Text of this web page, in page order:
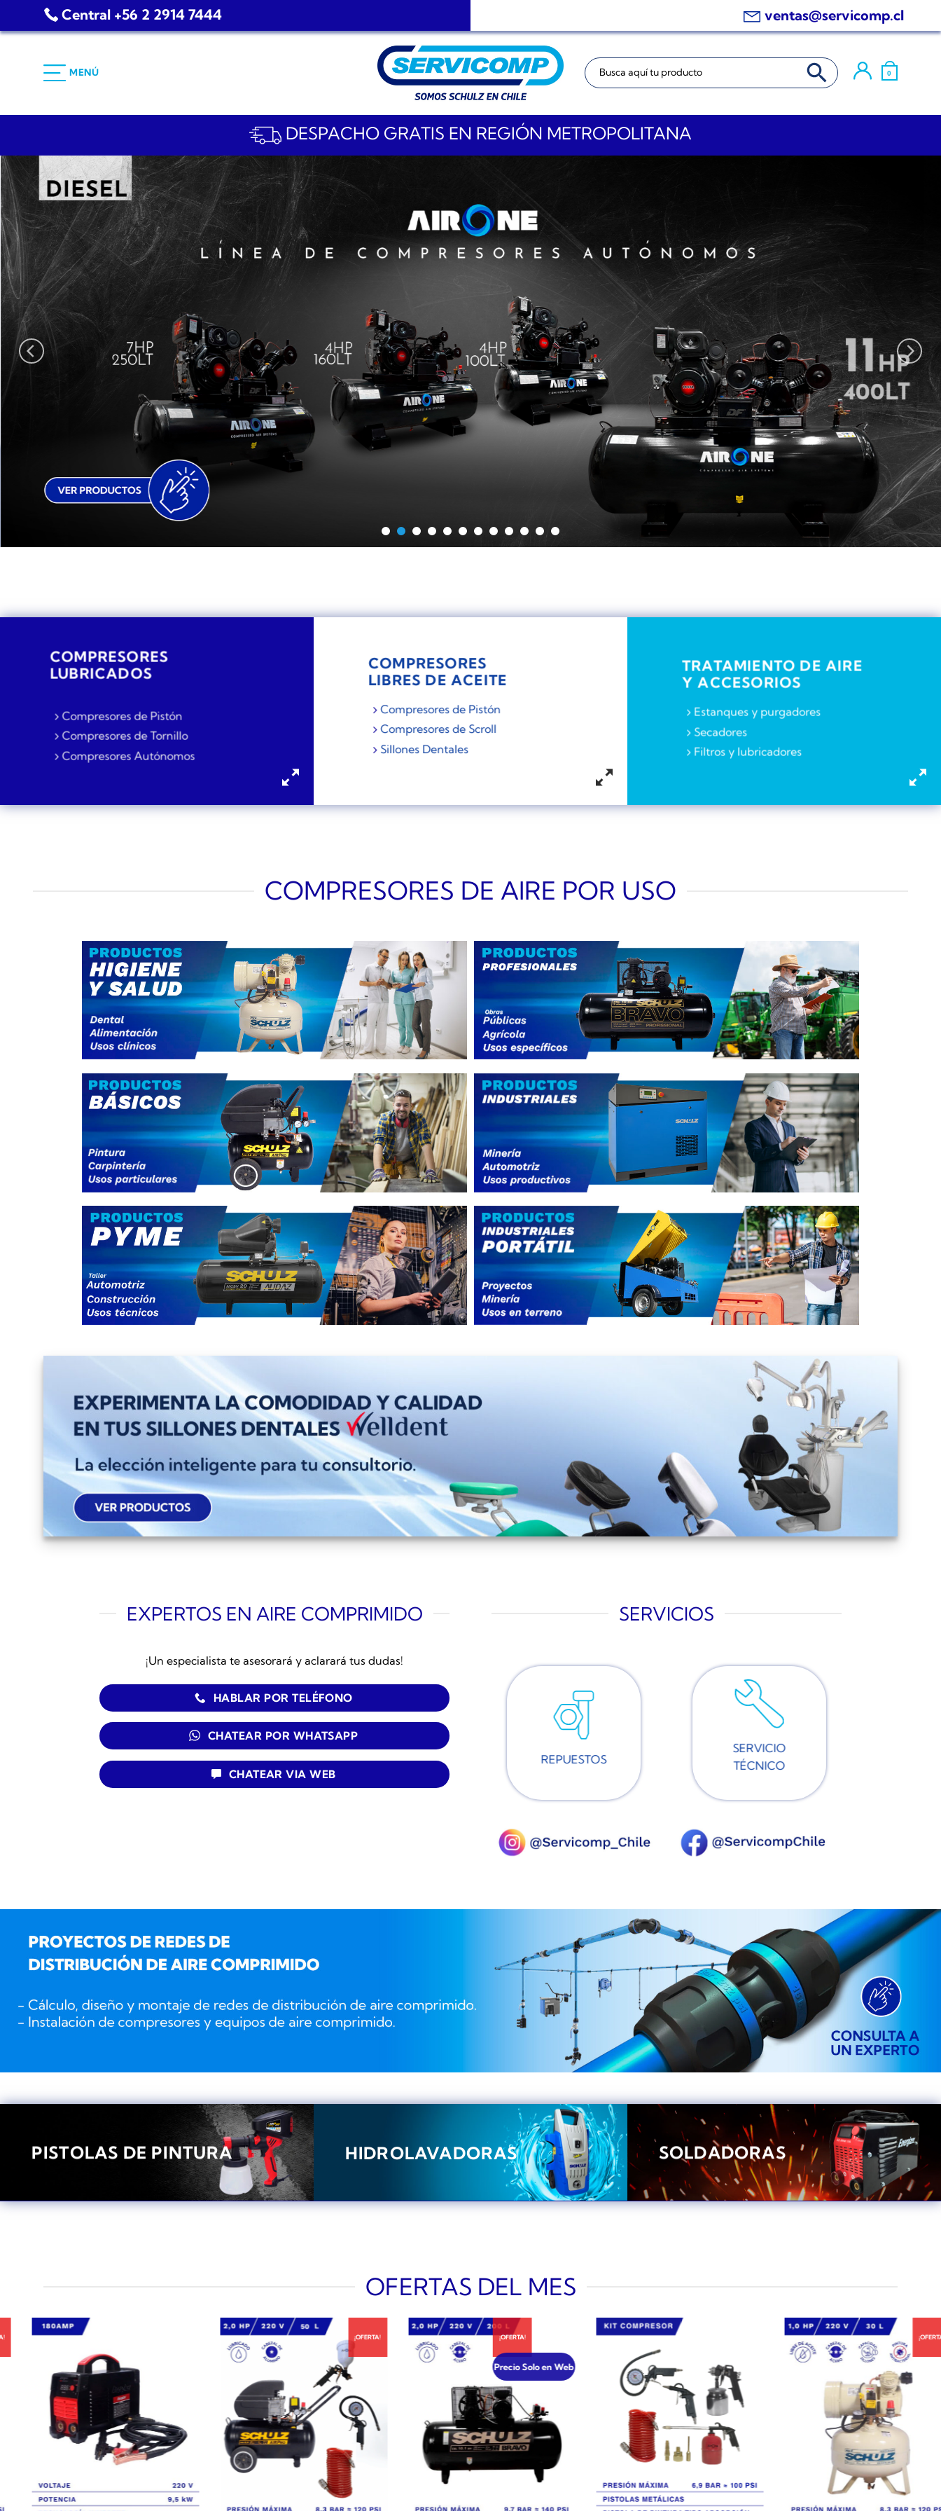
Central +56 2 2914 7444 ventas@servicomp.cl
MENÚ
Buscar: BOTÓN DE BÚSQUEDA
0
DESPACHO GRATIS EN REGIÓN METROPOLITANA
COMPRESORES
LUBRICADOS
Compresores de Pistón
Compresores de Tornillo
Compresores Autónomos
COMPRESORES
LIBRES DE ACEITE
Compresores de Pistón
Compresores de Scroll
Sillones Dentales
TRATAMIENTO DE AIRE
Y ACCESORIOS
Estanques y purgadores
Secadores
Filtros y lubricadores
COMPRESORES DE AIRE POR USO
EXPERTOS EN AIRE COMPRIMIDO
¡Un especialista te asesorará y aclarará tus dudas!
HABLAR POR TELÉFONO
CHATEAR POR WHATSAPP
CHATEAR VIA WEB
SERVICIOS
REPUESTOS
SERVICIO
TÉCNICO
PISTOLAS DE PINTURA HIDROLAVADORAS SOLDADORAS
OFERTAS DEL MES
¡OFERTA! ¡OFERTA! ¡OFERTA!